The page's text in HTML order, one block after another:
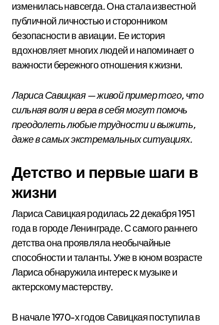
изменилась навсегда. Она стала известной
публичной личностью и сторонником
безопасности в авиации. Ее история
вдохновляет многих людей и напоминает о
важности бережного отношения к жизни.
Лариса Савицкая — живой пример того, что
сильная воля и вера в себя могут помочь
преодолеть любые трудности и выжить,
даже в самых экстремальных ситуациях.
Детство и первые шаги в
жизни
Лариса Савицкая родилась 22 декабря 1951
года в городе Ленинграде. С самого раннего
детства она проявляла необычайные
способности и таланты. Уже в юном возрасте
Лариса обнаружила интерес к музыке и
актерскому мастерству.
В начале 1970-х годов Савицкая поступила в